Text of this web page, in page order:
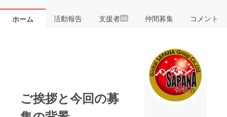
ホーム 活動報告 支援者46 仲間募集 コメント
ご挨拶と今回の募